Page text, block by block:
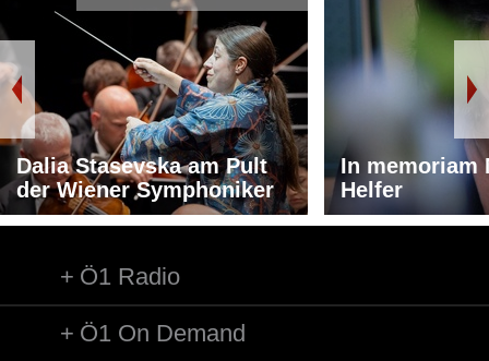
Dalia Stasevska am Pult
der Wiener Symphoniker
In memoriam
Helfer
Ö1 Radio
Ö1 On Demand